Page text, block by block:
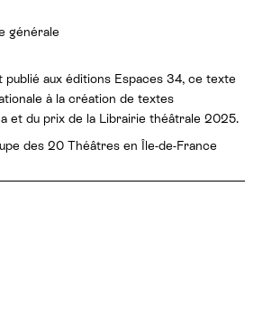
générale
publié aux éditions Espaces 34, ce texte
à la création de textes
et du prix de la Librairie théâtrale 2025.
des 20 Théâtres en Île-de-France